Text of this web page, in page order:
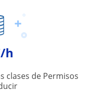
h
clases de Permisos